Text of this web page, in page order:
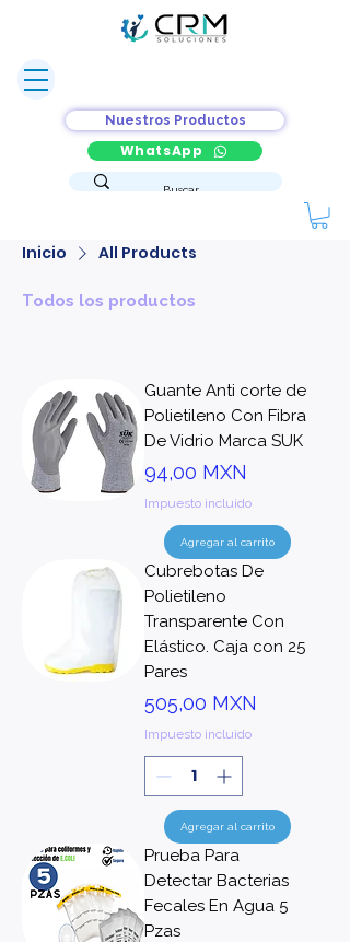
Nuestros Productos
WhatsApp
Inicio All Products
Todos los productos
Guante Anti corte de
Polietileno Con Fibra
De Vidrio Marca SUK
Precio
94,00 MXN
Impuesto incluido
Agregar al carrito
Cubrebotas De
Polietileno
Transparente Con
Elástico. Caja con 25
Pares
Precio
505,00 MXN
Impuesto incluido
Agregar al carrito
Prueba Para
Detectar Bacterias
Fecales En Agua 5
Pzas